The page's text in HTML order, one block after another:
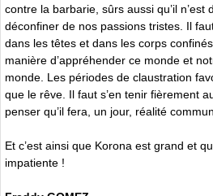
contre la barbarie, sûrs aussi qu’il n’est
déconfiner de nos passions tristes. Il
dans les têtes et dans les corps
manière d’appréhender ce monde et
monde. Les périodes de claustration
que le rêve. Il faut s’en tenir fièrement
penser qu’il fera, un jour, réalité
Et c’est ainsi que Korona est grand et
impatiente !